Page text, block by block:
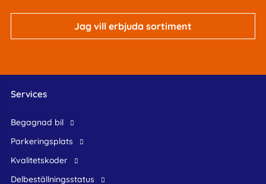
Jag vill erbjuda sortiment
Services
begagnad bil
Parkeringsplats
Kvalitetskoder
Delbeställningsstatus